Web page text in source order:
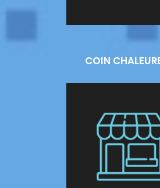
COIN